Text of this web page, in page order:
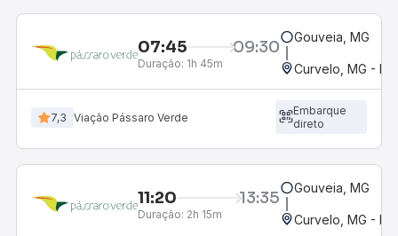
07:45 09:30
Duração: 1h 45m
Gouveia, MG
Curvelo, MG -
7,3 Viação Pássaro Verde
Embarque
direto
11:20 13:35
Duração: 2h 15m
Gouveia, MG
Curvelo, MG -